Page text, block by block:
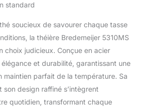
soucieux de savourer chaque tasse
la théière Bredemeijer 5310MS
choix judicieux. Conçue en acier
et durabilité, garantissant une
maintien parfait de la température. Sa
design raffiné s’intègrent
quotidien, transformant chaque